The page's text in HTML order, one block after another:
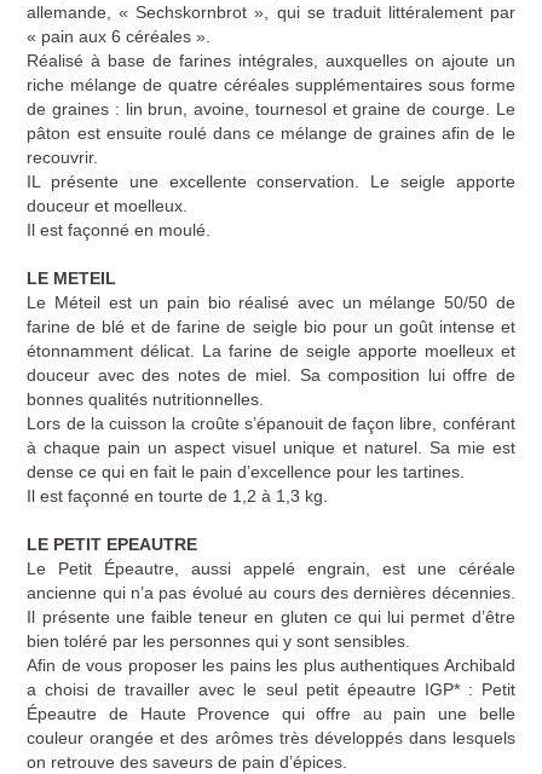
allemande, « Sechskornbrot », qui se traduit littéralement par
« pain aux 6 céréales ».
Réalisé à base defarines intégrales, auxquelles on ajoute un
riche mélange de quatre céréalessupplémentaires sous forme
de graines : lin brun, avoine, tournesol et graine de courge. Le
pâton est ensuite roulé dans ce mélange de graines afin de le
recouvrir.
IL présente une excellente conservation . Le seigle apporte
douceur et moelleux.
Il est façonné en moulé.
LE METEIL
Le Méteil est un pain bioréalisé avec un mélange 50/50 de
farine de blé et de farine de seigle bio pour un goût intense et
étonnamment délicat. La farine de seigle apporte moelleux et
douceur avec des notes de miel . Sa composition lui offre de
bonnes qualités nutritionnelles
Lors de la cuisson la croûte s’épanouit de façon libre, conférant
à chaque pain un aspect visuel unique et naturel. Sa mie est
dense ce qui en fait le pain d’excellence pour les tartines
Il est façonné en tourte de 1,2 à 1,3 kg.
LE PETIT EPEAUTRE
Le Petit Épeautre, aussi appelé engrain, est une céréale
ancienne qui n’a pas évolué au cours des dernières décennies.
Il présente une faible teneur en gluten ce qui lui permet d’être
bien toléré par les personnes qui y sont sensibles.
Afin de vous proposer les pains les plus authentiques Archibald
a choisi de travailler avec le seul petit épeautre IGP* : Petit
Épeautre de Haute Provence qui offre au pain une belle
couleur orangée et des arômes très développés dans lesquels
on retrouve des saveurs de pain d’épices.